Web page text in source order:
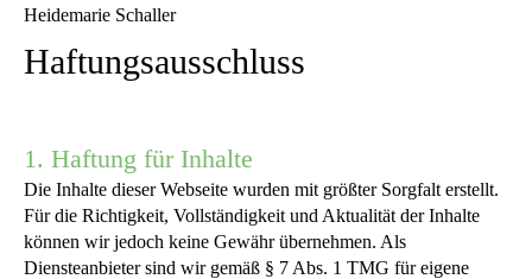
Heidemarie Schaller
Haftungsausschluss
1. Haftung für Inhalte
Die Inhalte dieser Webseite wurden mit größter Sorgfalt erstellt.
Für die Richtigkeit, Vollständigkeit und Aktualität der Inhalte
können wir jedoch keine Gewähr übernehmen. Als
Diensteanbieter sind wir gemäß § 7 Abs. 1 TMG für eigene